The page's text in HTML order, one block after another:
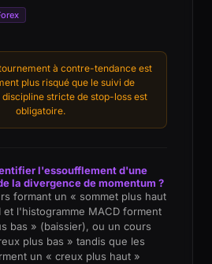
à contre-tendance est
plus risqué que le suivi de
stricte de stop-loss est
obligatoire.
l'essoufflement d'une
la divergence de momentum ?
formant un « sommet plus haut
et l'histogramme MACD forment
bas » (baissier), ou un cours
plus bas » tandis que les
un « creux plus haut »